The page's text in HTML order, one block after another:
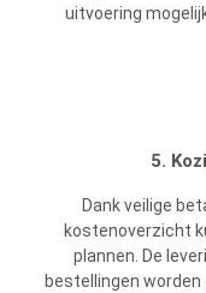
uitvoering
5.
Dank veilige
kostenoverzicht
plannen. De
bestellingen worden